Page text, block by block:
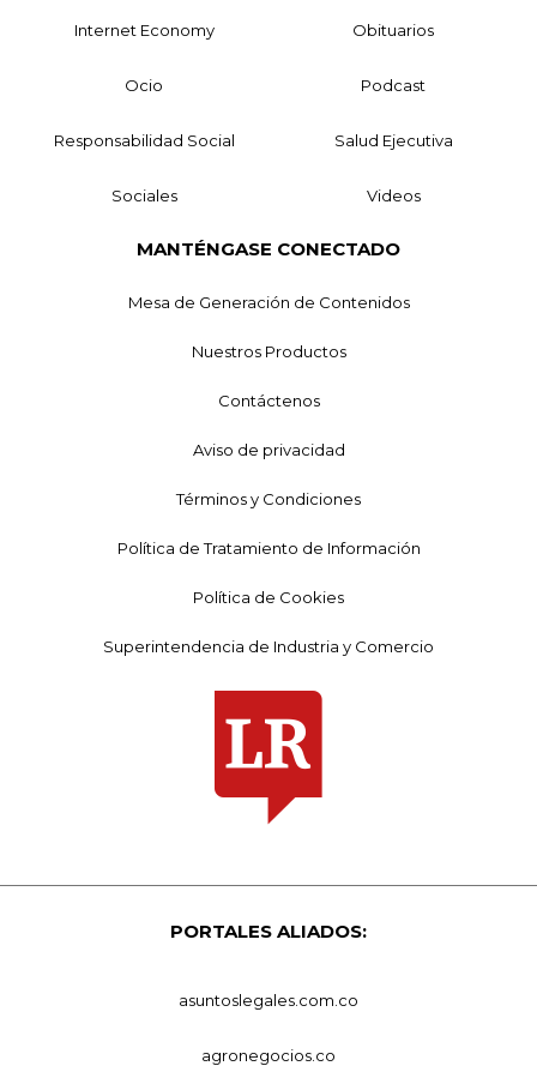
Internet Economy Obituarios
Ocio Podcast
Responsabilidad Social Salud Ejecutiva
Sociales Videos
MANTÉNGASE CONECTADO
Mesa de Generación de Contenidos
Nuestros Productos
Contáctenos
Aviso de privacidad
Términos y Condiciones
Política de Tratamiento de Información
Política de Cookies
Superintendencia de Industria y Comercio
PORTALES ALIADOS:
asuntoslegales.com.co
agronegocios.co